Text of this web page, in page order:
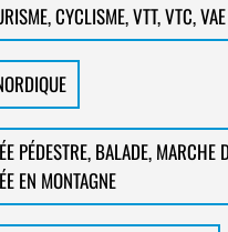
CYCLISME, VTT, VTC, VAE
PÉDESTRE, BALADE, MARCHE
EN MONTAGNE